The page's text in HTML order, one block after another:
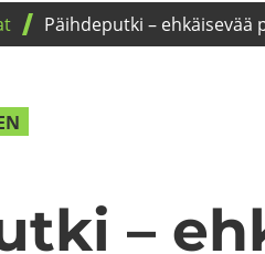
Päih­de­put­ki –
–